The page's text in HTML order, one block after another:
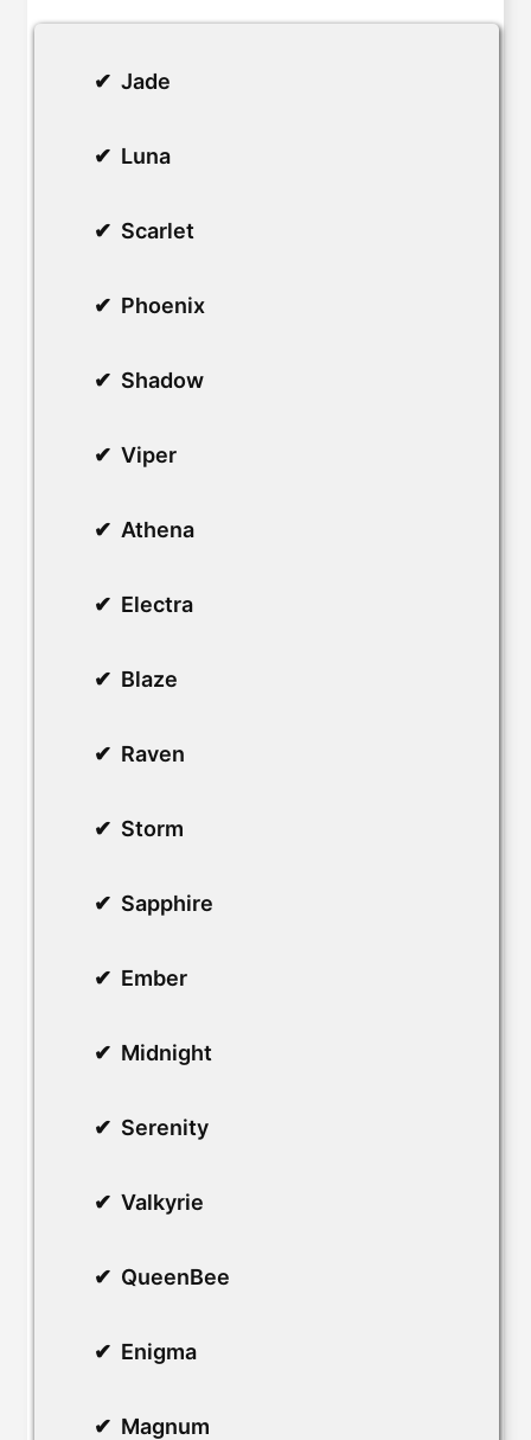
Jade
Luna
Scarlet
Phoenix
Shadow
Viper
Athena
Electra
Blaze
Raven
Storm
Sapphire
Ember
Midnight
Serenity
Valkyrie
QueenBee
Enigma
Magnum